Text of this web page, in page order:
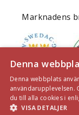
Marknadens
Denna
Denna webbplats
användarupplevelsen.
du till alla cookies i
VISA DETALJER